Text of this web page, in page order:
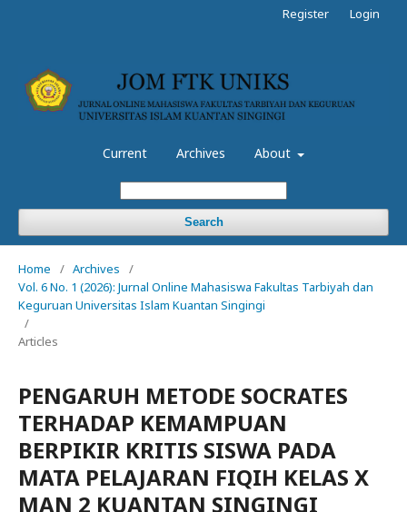
Current Archives About
Search
Register Login
Home / Archives
/
Vol. 6 No. 1 (2026): Jurnal Online Mahasiswa Fakultas Tarbiyah dan
Keguruan Universitas Islam Kuantan Singingi
/
Articles
PENGARUH METODE SOCRATES
TERHADAP KEMAMPUAN
BERPIKIR KRITIS SISWA PADA
MATA PELAJARAN FIQIH KELAS X
MAN 2 KUANTAN SINGINGI